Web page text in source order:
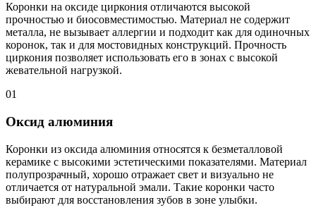
Коронки на оксиде циркония отличаются высокой
прочностью и биосовместимостью. Материал не содержит
металла, не вызывает аллергии и подходит как для одиночных
коронок, так и для мостовидных конструкций. Прочность
циркония позволяет использовать его в зонах с высокой
жевательной нагрузкой.
01
Оксид алюминия
Коронки из оксида алюминия относятся к безметалловой
керамике с высокими эстетическими показателями. Материал
полупрозрачный, хорошо отражает свет и визуально не
отличается от натуральной эмали. Такие коронки часто
выбирают для восстановления зубов в зоне улыбки.